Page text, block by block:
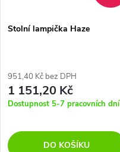
Stolní lampička Haze
951,40 Kč bez DPH
1 151,20 Kč
Dostupnost 5-7 pracovních dní
DO KOŠÍKU